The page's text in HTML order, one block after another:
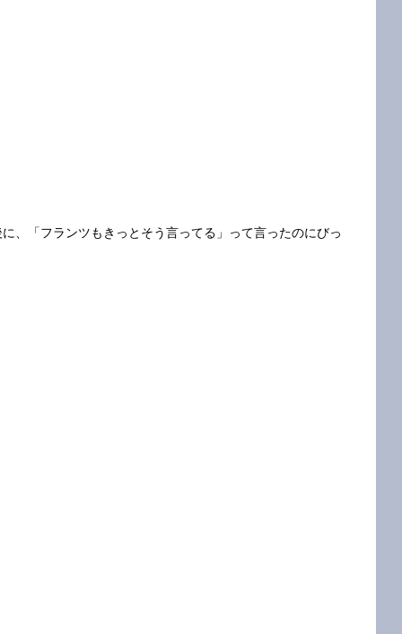
、「フランツもきっとそう言ってる」って言ったのにびっ